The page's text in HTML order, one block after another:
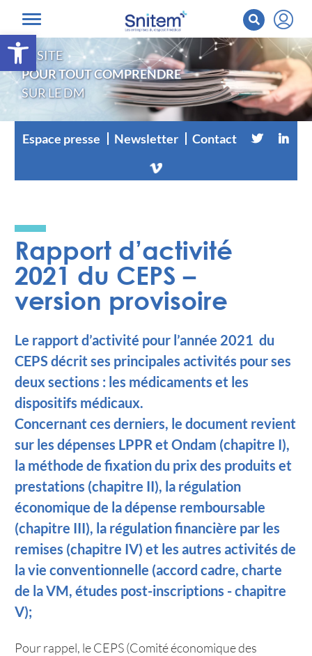
Ouvrir la barre d’outils
LE SITE
POUR TOUT COMPRENDRE
SUR LE DM
Espace presse Newsletter Contact
Rapport d’activité
2021 du CEPS –
version provisoire
Le rapport d’activité pour l’année 2021 du
CEPS décrit ses principales activités pour ses
deux sections : les médicaments et les
dispositifs médicaux.
Concernant ces derniers, le document revient
sur les dépenses LPPR et Ondam (chapitre I),
la méthode de fixation du prix des produits et
prestations (chapitre II), la régulation
économique de la dépense remboursable
(chapitre III), la régulation financière par les
remises (chapitre IV) et les autres activités de
la vie conventionnelle (accord cadre, charte
de la VM, études post-inscriptions - chapitre
V);
Pour rappel, le CEPS (Comité économique des